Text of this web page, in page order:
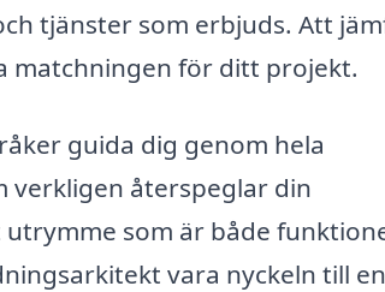
tjänster som erbjuds. Att
matchningen för ditt projekt.
guida dig genom hela
verkligen återspeglar din
som är både
vara nyckeln till en